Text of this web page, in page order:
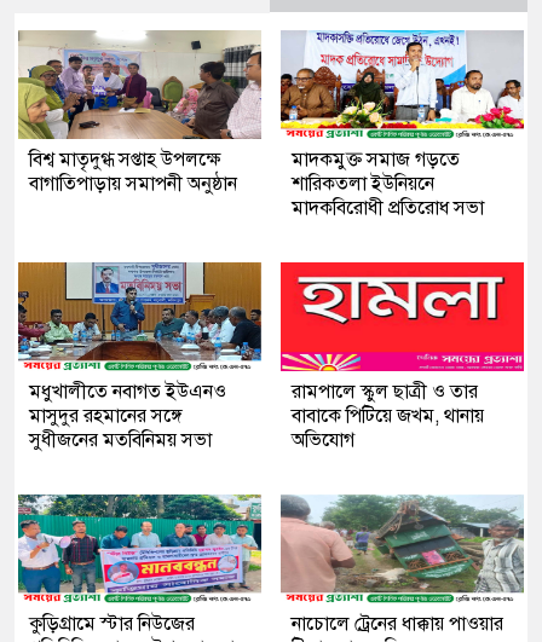
বিশ্ব মাতৃদুগ্ধ সপ্তাহ উপলক্ষে
বাগাতিপাড়ায় সমাপনী অনুষ্ঠান
মাদকমুক্ত সমাজ গড়তে
শারিকতলা ইউনিয়নে
মাদকবিরোধী প্রতিরোধ সভা
মধুখালীতে নবাগত ইউএনও
মাসুদুর রহমানের সঙ্গে
সুধীজনের মতবিনিময় সভা
রামপালে স্কুল ছাত্রী ও তার
বাবাকে পিটিয়ে জখম, থানায়
অভিযোগ
কুড়িগ্রামে স্টার নিউজের
নাচোলে ট্রেনের ধাক্কায় পাওয়ার